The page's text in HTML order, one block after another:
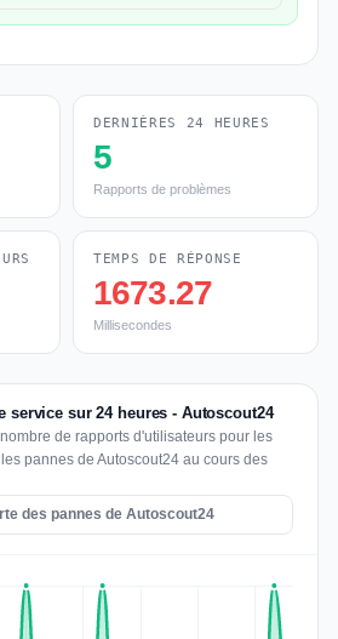
DERNIÈRES 24 HEURES
5
Rapports de problèmes
TEMPS DE RÉPONSE
1673.27
Millisecondes
service sur 24 heures - Autoscout24
de rapports d'utilisateurs pour les
pannes de Autoscout24 au cours des
des pannes de Autoscout24